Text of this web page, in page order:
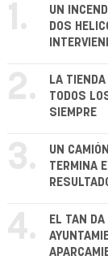
1.
UN
DOS
2.
LA
TODOS
SIEMPRE
3.
UN
TERMINA
4.
EL TAN